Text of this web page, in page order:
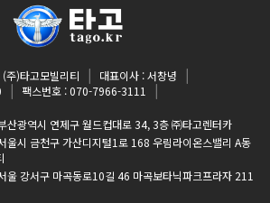
주)타고모빌리티
대표이사 : 서창녕
팩스번호 : 070-7966-3111
광역시 연제구 월드컵대로 34, 3층 ㈜타고렌터카
시 금천구 가산디지털1로 168 우림라이온스밸리 A동
울 강서구 마곡동로10길 46 마곡보타닉파크프라자 211